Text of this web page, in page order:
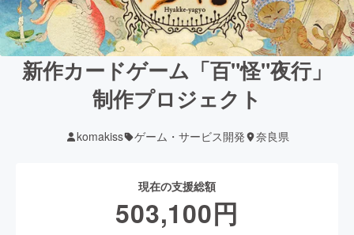
新作カードゲーム「百"怪"夜行」
制作プロジェクト
komakiss ゲーム・サービス開発 奈良県
現在の支援総額
503,100円